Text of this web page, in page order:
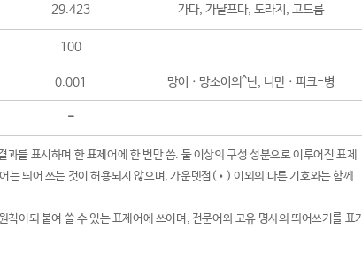
29.423 가다, 가냘프다, 도라지, 고드름
100
0.001 망이ㆍ망소이의^난, 니만ㆍ피크-병
-
를 표시하며 한 표제어에 한 번만 씀. 둘 이상의 구성 성분으로 이루어진 표제
띄어 쓰는 것이 허용되지 않으며, 가운뎃점(•) 이외의 다른 기호와는 함께
이되 붙여 쓸 수 있는 표제어에 쓰이며, 전문어와 고유 명사의 띄어쓰기를 표기